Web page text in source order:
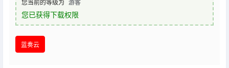
您当前的等级为 游客
您已获得下载权限
蓝奏云